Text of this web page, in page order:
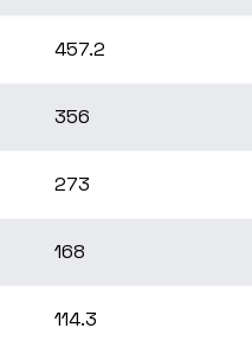
457.2
356
273
168
114.3